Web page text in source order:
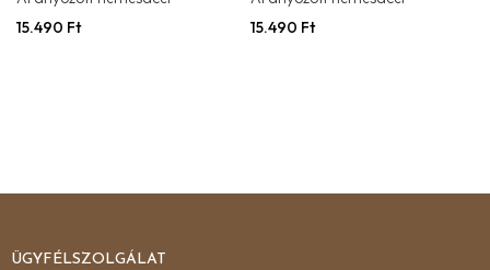
15.490 Ft
15.490 Ft
ÜGYFÉLSZOLGÁLAT